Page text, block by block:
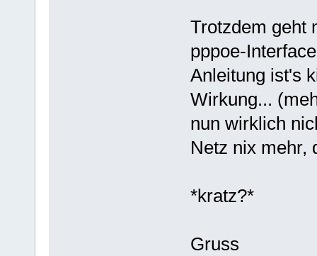
Trotzdem geht
pppoe-
Anleitung ist's
Wirkung...
nun wirklich
Netz nix mehr,
*kratz?*
Gruss